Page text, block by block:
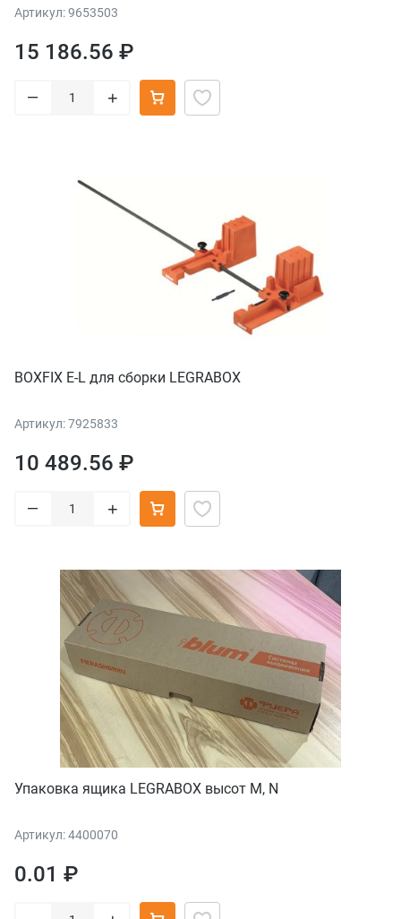
приборов, НД=450 мм, ширина=300 мм, серый орион
Артикул: 9653503
15 186.56 ₽
– +
BOXFIX E-L для сборки LEGRABOX
Артикул: 7925833
10 489.56 ₽
– +
Упаковка ящика LEGRABOX высот M, N
Артикул: 4400070
0.01 ₽